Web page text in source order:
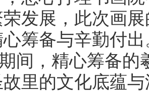
发展，此次画
筹备与辛勤付出
，精心筹备的
里的文化底蕴